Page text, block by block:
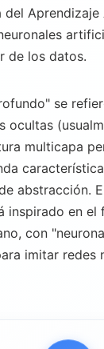
del
de los datos.
se
ocultas
multicapa
abstracción.
inspirado en el
con
imitar redes